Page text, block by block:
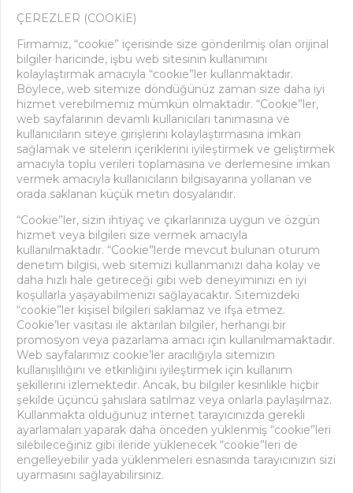
ÇEREZLER (COOKİE)
Firmamız, “cookie” içerisinde size gönderilmiş olan orijinal
bilgiler haricinde, işbu web sitesinin kullanımını
kolaylaştırmak amacıyla “cookie”ler kullanmaktadır.
Böylece, web sitemize döndüğünüz zaman size daha iyi
hizmet verebilmemiz mümkün olmaktadır. “Cookie”ler,
web sayfalarının devamlı kullanıcıları tanımasına ve
kullanıcıların siteye girişlerini kolaylaştırmasına imkan
sağlamak ve sitelerin içeriklerini iyileştirmek ve geliştirmek
amacıyla toplu verileri toplamasına ve derlemesine imkan
vermek amacıyla kullanıcıların bilgisayarına yollanan ve
orada saklanan küçük metin dosyalarıdır.
“Cookie”ler, sizin ihtiyaç ve çıkarlarınıza uygun ve özgün
hizmet veya bilgileri size vermek amacıyla
kullanılmaktadır. “Cookie”lerde mevcut bulunan oturum
denetim bilgisi, web sitemizi kullanmanızı daha kolay ve
daha hızlı hale getireceği gibi web deneyiminizi en iyi
koşullarla yaşayabilmenizi sağlayacaktır. Sitemizdeki
“cookie”ler kişisel bilgileri saklamaz ve ifşa etmez.
Cookie’ler vasıtası ile aktarılan bilgiler, herhangi bir
promosyon veya pazarlama amacı için kullanılmamaktadır.
Web sayfalarımız cookie’ler aracılığıyla sitemizin
kullanışlılığını ve etkinliğini iyileştirmek için kullanım
şekillerini izlemektedir. Ancak, bu bilgiler kesinlikle hiçbir
şekilde üçüncü şahıslara satılmaz veya onlarla paylaşılmaz.
Kullanmakta olduğunuz internet tarayıcınızda gerekli
ayarlamaları yaparak daha önceden yüklenmiş “cookie”leri
silebileceğiniz gibi ileride yüklenecek “cookie”leri de
engelleyebilir yada yüklenmeleri esnasında tarayıcınızın sizi
uyarmasını sağlayabilirsiniz.